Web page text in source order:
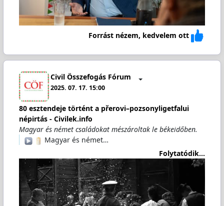
Forrást nézem, kedvelem ott
Civil Összefogás Fórum
2025. 07. 17. 15:00
80 esztendeje történt a přerovi–pozsonyligetfalui
népirtás - Civilek.info
Magyar és német családokat mészároltak le békeidőben.
️
️ Magyar és német…
Folytatódik...